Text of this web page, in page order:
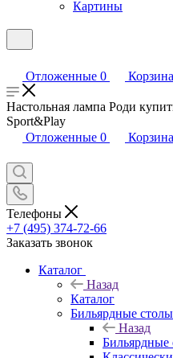
Картины
Отложенные 0 Корзина
Настольная лампа Роди
Sport&Play
Отложенные 0 Корзина
Телефоны
+7 (495) 374-72-66
Заказать звонок
Каталог
Назад
Каталог
Бильярдные столы
Назад
Бильярдные